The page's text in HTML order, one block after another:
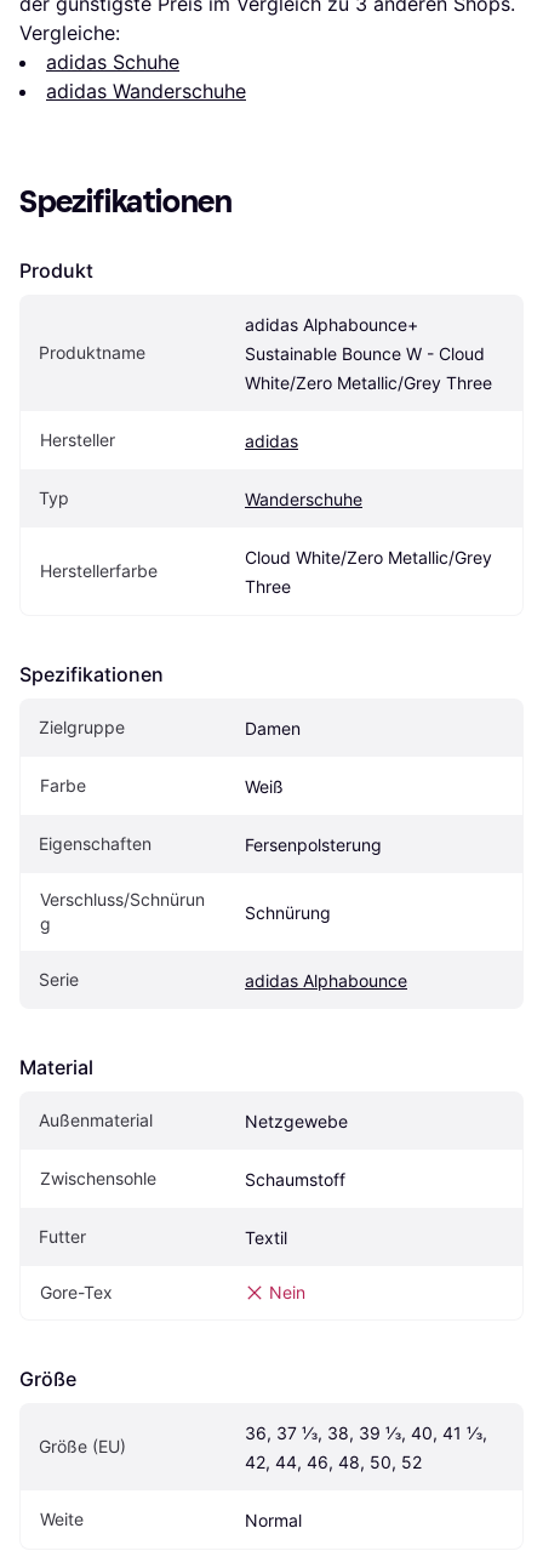
Vergleiche:
adidas Schuhe
adidas Wanderschuhe
Spezifikationen
Produkt
Produktname
adidas Alphabounce+
Sustainable Bounce W - Cloud
White/Zero Metallic/Grey Three
Hersteller adidas
Typ Wanderschuhe
Herstellerfarbe
Cloud White/Zero Metallic/Grey
Three
Spezifikationen
Zielgruppe Damen
Farbe Weiß
Eigenschaften Fersenpolsterung
Verschluss/Schnürun
g
Schnürung
Serie adidas Alphabounce
Material
Außenmaterial Netzgewebe
Zwischensohle Schaumstoff
Futter Textil
Gore-Tex Nein
Größe
Größe (EU)
36, 37 ⅓, 38, 39 ⅓, 40, 41 ⅓,
42, 44, 46, 48, 50, 52
Weite Normal